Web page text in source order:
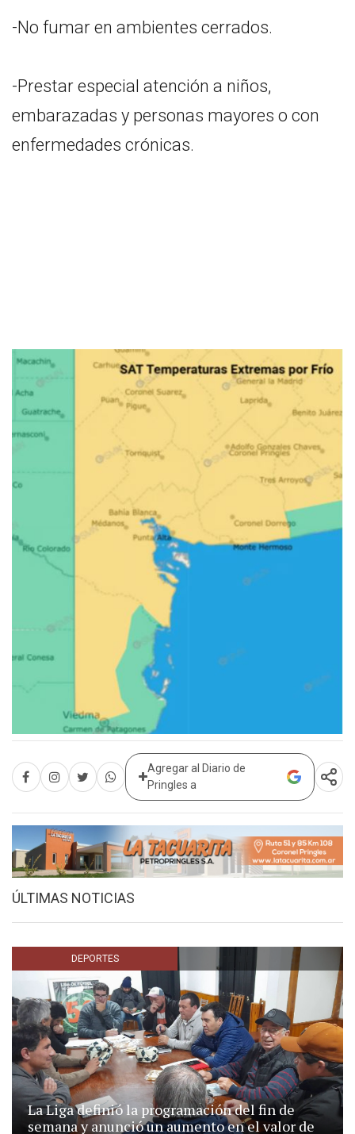
-No fumar en ambientes cerrados.
-Prestar especial atención a niños,
embarazadas y personas mayores o con
enfermedades crónicas.
Agregar al Diario de
Pringles a
ÚLTIMAS NOTICIAS
DEPORTES
La Liga definió la programación del fin de
semana y anunció un aumento en el valor de